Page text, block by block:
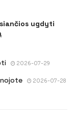
ugdyti
2026-07-29
2026-07-28